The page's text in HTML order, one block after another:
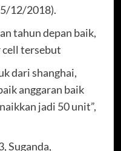
12/2018).
tahun depan baik,
cell tersebut
dari shanghai,
anggaran baik
jadi 50 unit”,
Suganda,